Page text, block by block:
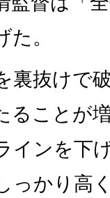
。
抜けで
ることが
インを下
っかり高